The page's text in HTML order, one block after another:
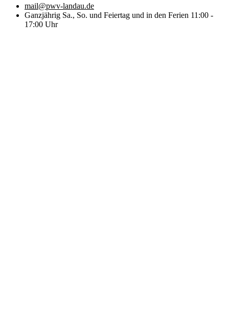
mail@pwv-landau.de
Ganzjährig Sa., So. und Feiertag und in den Ferien 11:00 -
17:00 Uhr